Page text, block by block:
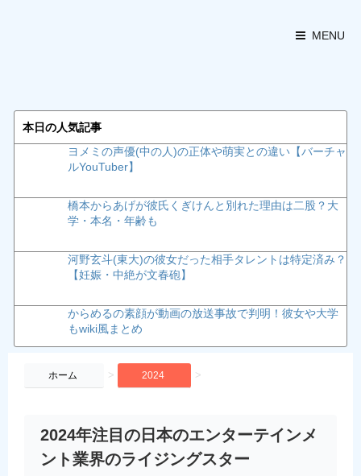
MENU
本日の人気記事
ヨメミの声優(中の人)の正体や萌実との違い【バーチャ
ルYouTuber】
橋本からあげが彼氏くぎけんと別れた理由は二股？大
学・本名・年齢も
河野玄斗(東大)の彼女だった相手タレントは特定済み？
【妊娠・中絶が文春砲】
からめるの素顔が動画の放送事故で判明！彼女や大学
もwiki風まとめ
ホーム > 2024 >
2024年注目の日本のエンターテインメ
ント業界のライジングスター